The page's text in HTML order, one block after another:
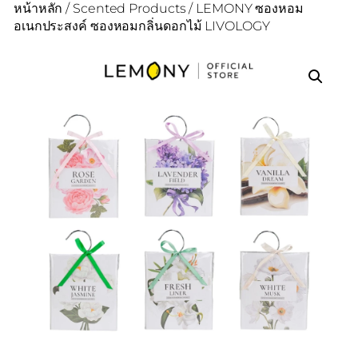
หน้าหลัก / Scented Products / LEMONY ซองหอม
อเนกประสงค์ ซองหอมกลิ่นดอกไม้ LIVOLOGY